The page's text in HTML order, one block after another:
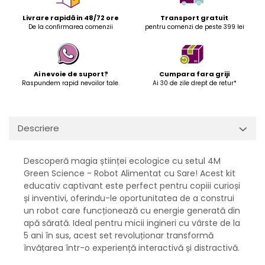
Livrare rapidă in 48/72 ore
De la confirmarea comenzii
Transport gratuit
pentru comenzi de peste 399 lei
Ai nevoie de suport?
Raspundem rapid nevoilor tale.
Cumpara fara griji
Ai 30 de zile drept de retur*
Descriere
Descoperă magia științei ecologice cu setul 4M
Green Science - Robot Alimentat cu Sare! Acest kit
educativ captivant este perfect pentru copiii curioși
și inventivi, oferindu-le oportunitatea de a construi
un robot care funcționează cu energie generată din
apă sărată. Ideal pentru micii ingineri cu vârste de la
5 ani în sus, acest set revoluționar transformă
învățarea într-o experiență interactivă și distractivă.